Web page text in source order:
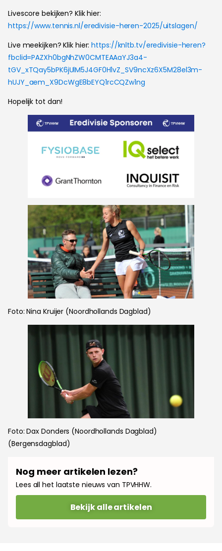
Livescore bekijken? Klik hier:
https://www.tennis.nl/eredivisie-heren-2025/uitslagen/
Live meekijken? Klik hier:https://knltb.tv/eredivisie-heren?
fbclid=PAZXh0bgNhZW0CMTEAAaYJ3a4-
tGV_xTQay5bPK6jUlM5J4GF0H1vZ_SV9ncXz6X5M28el3m-
hUJY_aem_X9DcWgE8bEYQ1rcCQZw1ng
Hopelijk tot dan!
Foto: Nina Kruijer (Noordhollands Dagblad)
Foto: Dax Donders (Noordhollands Dagblad)
(Bergensdagblad)
Nog meer artikelen lezen?
Lees all het laatste nieuws van TPVHHW.
Bekijk alle artikelen